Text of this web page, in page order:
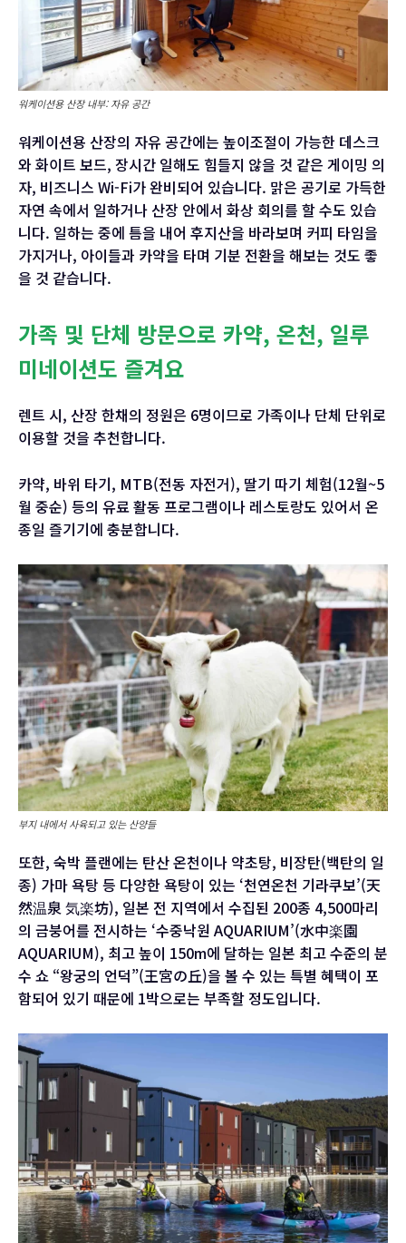
워케이션용 산장 내부: 자유 공간
워케이션용 산장의 자유 공간에는 높이조절이 가능한 데스크
와 화이트 보드, 장시간 일해도 힘들지 않을 것 같은 게이밍 의
자, 비즈니스 Wi-Fi가 완비되어 있습니다. 맑은 공기로 가득한
자연 속에서 일하거나 산장 안에서 화상 회의를 할 수도 있습
니다. 일하는 중에 틈을 내어 후지산을 바라보며 커피 타임을
가지거나, 아이들과 카약을 타며 기분 전환을 해보는 것도 좋
을 것 같습니다.
가족 및 단체 방문으로 카약, 온천, 일루
미네이션도 즐겨요
렌트 시, 산장 한채의 정원은 6명이므로 가족이나 단체 단위로
이용할 것을 추천합니다.
카약, 바위 타기, MTB(전동 자전거), 딸기 따기 체험(12월~5
월 중순) 등의 유료 활동 프로그램이나 레스토랑도 있어서 온
종일 즐기기에 충분합니다.
부지 내에서 사육되고 있는 산양들
또한, 숙박 플랜에는 탄산 온천이나 약초탕, 비장탄(백탄의 일
종) 가마 욕탕 등 다양한 욕탕이 있는 ‘천연온천 기라쿠보’(天
然温泉 気楽坊), 일본 전 지역에서 수집된 200종 4,500마리
의 금붕어를 전시하는 ‘수중낙원 AQUARIUM’(水中楽園
AQUARIUM), 최고 높이 150m에 달하는 일본 최고 수준의 분
수 쇼 “왕궁의 언덕”(王宮の丘)을 볼 수 있는 특별 혜택이 포
함되어 있기 때문에 1박으로는 부족할 정도입니다.